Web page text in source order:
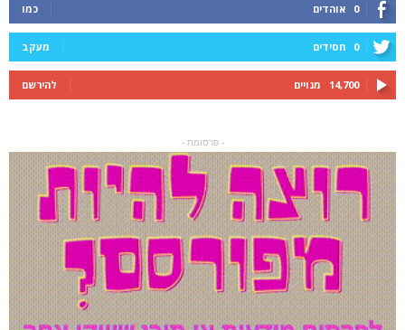
0 אוהדים כמו
0 חסידים מעקב
14,700 מנויים להירשם
- פרסומת -